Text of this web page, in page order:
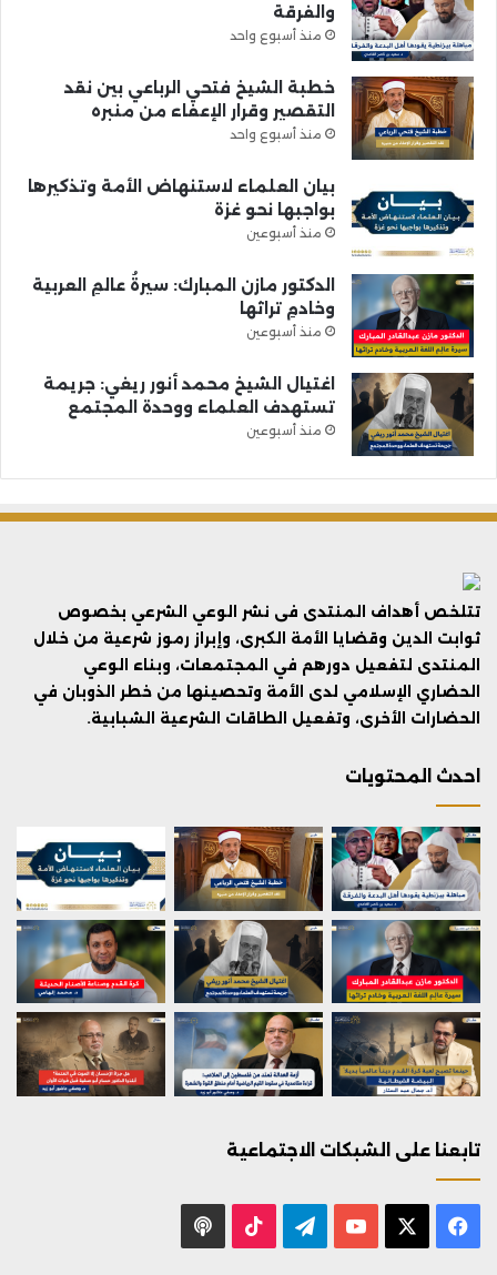
والفرقة
منذ أسبوع واحد
خطبة الشيخ فتحي الرباعي بين نقد
التقصير وقرار الإعفاء من منبره
منذ أسبوع واحد
بيان العلماء لاستنهاض الأمة وتذكيرها
بواجبها نحو غزة
منذ أسبوعين
الدكتور مازن المبارك: سيرةُ عالمِ العربية
وخادمِ تراثها
منذ أسبوعين
اغتيال الشيخ محمد أنور ريغي: جريمة
تستهدف العلماء ووحدة المجتمع
منذ أسبوعين
تتلخص أهداف المنتدى فى نشر الوعي الشرعي بخصوص
ثوابت الدين وقضايا الأمة الكبرى، وإبراز رموز شرعية من خلال
المنتدى لتفعيل دورهم في المجتمعات، وبناء الوعي
الحضاري الإسلامي لدى الأمة وتحصينها من خطر الذوبان في
الحضارات الأخرى، وتفعيل الطاقات الشرعية الشبابية.
احدث المحتويات
تابعنا على الشبكات الاجتماعية
فيسبوك يوتيوب تيلقرام ‫TikTok